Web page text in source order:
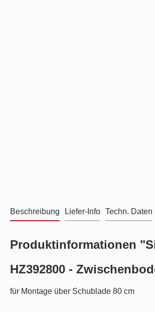
Beschreibung Liefer-Info Techn. Daten
Produktinformationen
HZ392800 -
für Montage über Schublade 80 cm